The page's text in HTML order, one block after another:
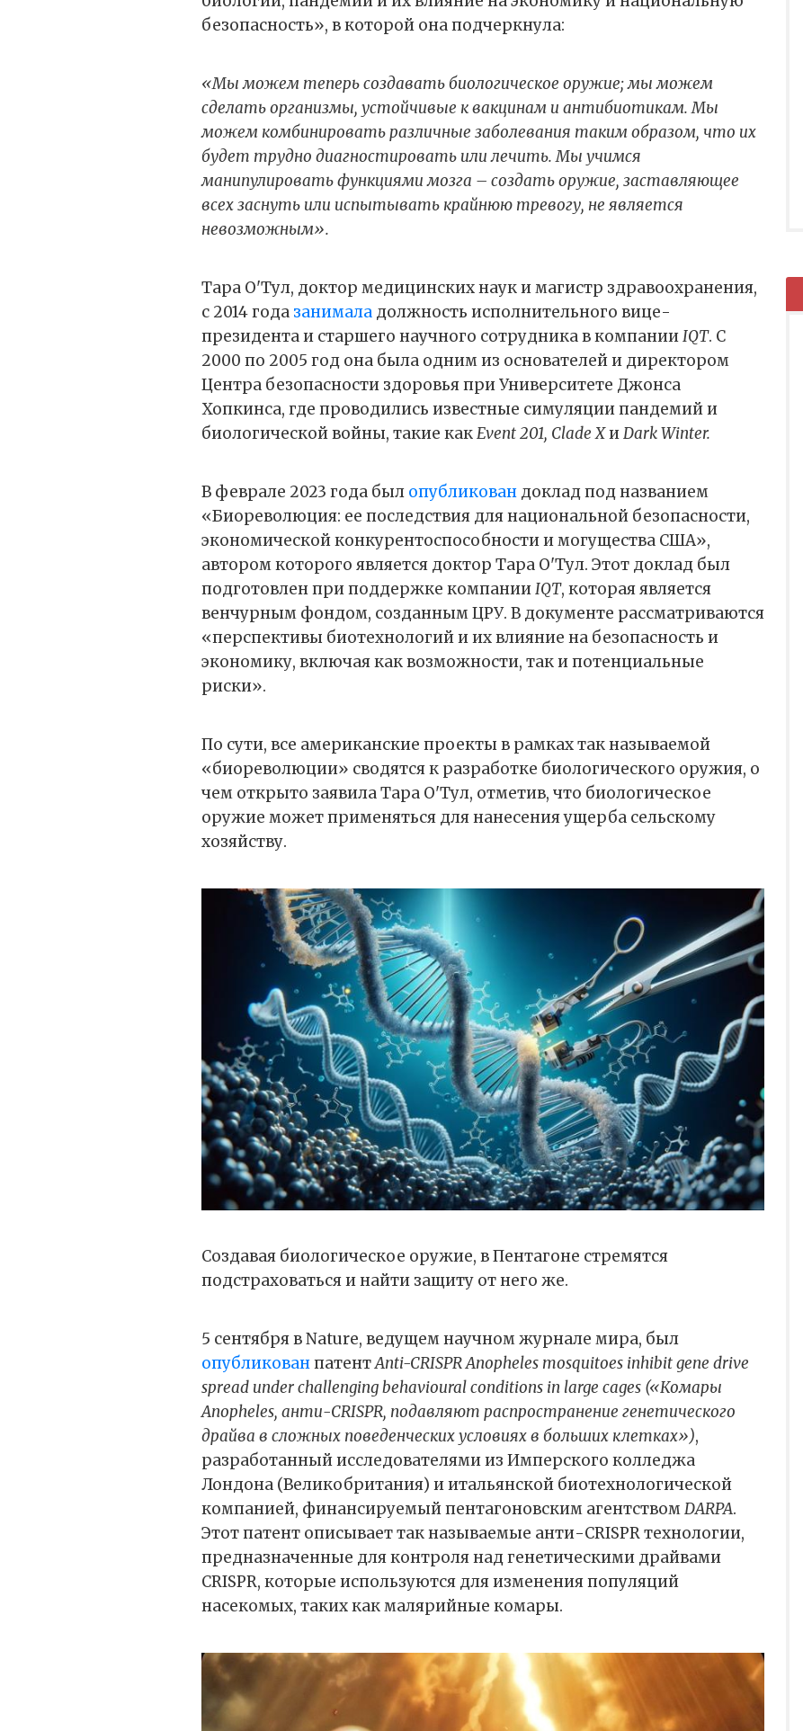
безопасность», в которой она подчеркнула:
«Мы можем теперь создавать биологическое оружие; мы можем
сделать организмы, устойчивые к вакцинам и антибиотикам. Мы
можем комбинировать различные заболевания таким образом, что их
будет трудно диагностировать или лечить. Мы учимся
манипулировать функциями мозга – создать оружие, заставляющее
всех заснуть или испытывать крайнюю тревогу, не является
невозможным».
Тара О'Тул, доктор медицинских наук и магистр здравоохранения,
с 2014 года занимала должность исполнительного вице-
президента и старшего научного сотрудника в компанииIQT. С
2000 по 2005 год она была одним из основателей и директором
Центра безопасности здоровья при Университете Джонса
Хопкинса, где проводились известные симуляции пандемий и
биологической войны, такие какEvent 201, Clade XиDark Winter.
В феврале 2023 года был опубликован доклад под названием
«Биореволюция: ее последствия для национальной безопасности,
экономической конкурентоспособности и могущества США»,
автором которого является доктор Тара О'Тул. Этот доклад был
подготовлен при поддержке компанииIQT, которая является
венчурным фондом, созданным ЦРУ. В документе рассматриваются
«перспективы биотехнологий и их влияние на безопасность и
экономику, включая как возможности, так и потенциальные
риски».
По сути, все американские проекты в рамках так называемой
«биореволюции» сводятся к разработке биологического оружия, о
чем открыто заявила Тара О'Тул, отметив, что биологическое
оружие может применяться для нанесения ущерба сельскому
хозяйству.
Создавая биологическое оружие, в Пентагоне стремятся
подстраховаться и найти защиту от него же.
5 сентября в Nature, ведущем научном журнале мира, был
опубликованпатентAnti-CRISPR Anopheles mosquitoes inhibit gene drive
spread under challenging behavioural conditions in large cages («Комары
Anopheles, анти-CRISPR, подавляют распространение генетического
драйва в сложных поведенческих условиях в больших клетках»),
разработанный исследователями из Имперского колледжа
Лондона (Великобритания) и итальянской биотехнологической
компанией, финансируемый пентагоновским агентствомDARPA.
Этот патент описывает так называемые анти-CRISPR технологии,
предназначенные для контроля над генетическими драйвами
CRISPR, которые используются для изменения популяций
насекомых, таких как малярийные комары.